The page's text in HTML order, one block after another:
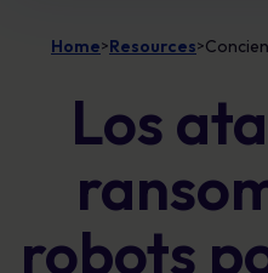
Home>Resources>
Los
robots